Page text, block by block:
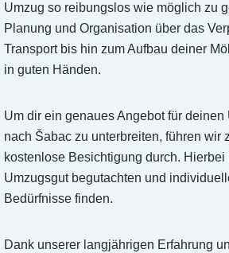
Umzug so reibungslos wie möglich zu
Planung und Organisation über das
Transport bis hin zum Aufbau deiner
in guten Händen.
Um dir ein genaues Angebot für deinen
nach Šabac zu unterbreiten, führen wir
kostenlose Besichtigung durch.
Umzugsgut begutachten und
Bedürfnisse finden.
Dank unserer langjährigen Erfahrung